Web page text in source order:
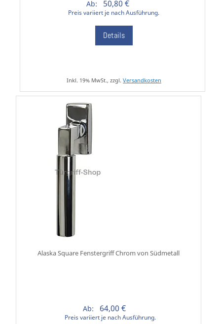
Ab: 50,80 €
Preis variiert je nach Ausführung.
Details
Inkl. 19% MwSt., zzgl. Versandkosten
Alaska Square Fenstergriff Chrom von Südmetall
Ab: 64,00 €
Preis variiert je nach Ausführung.